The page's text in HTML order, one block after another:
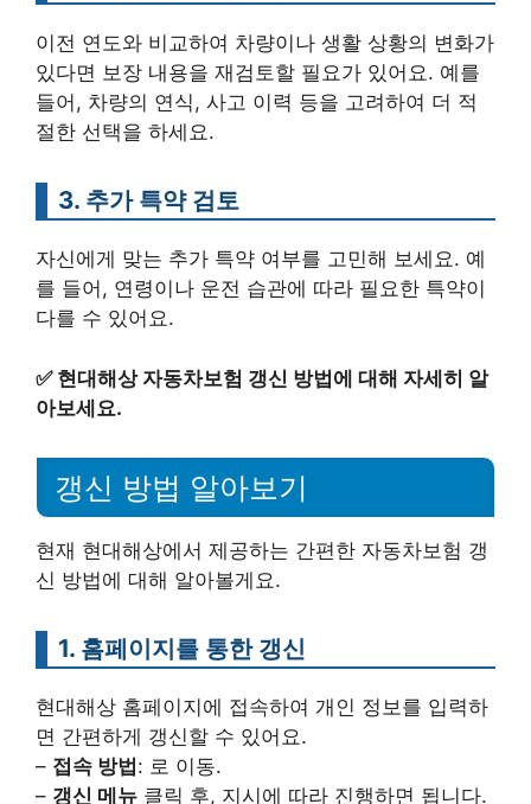
이전 연도와 비교하여 차량이나 생활 상황의 변화가
있다면 보장 내용을 재검토할 필요가 있어요. 예를
들어, 차량의 연식, 사고 이력 등을 고려하여 더 적
절한 선택을 하세요.
3. 추가 특약 검토
자신에게 맞는 추가 특약 여부를 고민해 보세요. 예
를 들어, 연령이나 운전 습관에 따라 필요한 특약이
다를 수 있어요.
✅ 현대해상 자동차보험 갱신 방법에 대해 자세히 알
아보세요.
갱신 방법 알아보기
현재 현대해상에서 제공하는 간편한 자동차보험 갱
신 방법에 대해 알아볼게요.
1. 홈페이지를 통한 갱신
현대해상 홈페이지에 접속하여 개인 정보를 입력하
면 간편하게 갱신할 수 있어요.
– 접속 방법 : 로 이동.
– 갱신 메뉴 클릭 후, 지시에 따라 진행하면 됩니다.